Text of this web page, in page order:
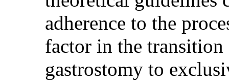
adherence to the
factor in the
gastrostomy to